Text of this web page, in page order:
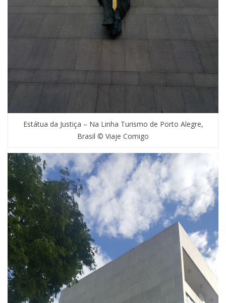
Estátua da Justiça – Na Linha Turismo de Porto Alegre,
Brasil © Viaje Comigo